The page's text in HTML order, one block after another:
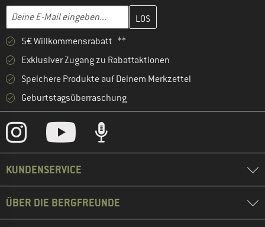
E-Mail-Adresse
Gib hier deine E-Mail-Adresse ein und erstelle im nächsten
5€ Willkommensrabatt **
Exklusiver Zugang zu Rabattaktionen
Speichere Produkte auf Deinem Merkzettel
Geburtstagsüberraschung
KUNDENSERVICE
ÜBER DIE BERGFREUNDE